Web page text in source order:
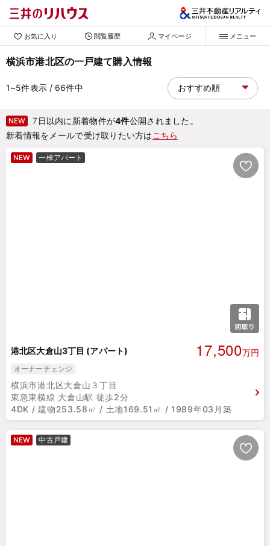
お気に入り 閲覧履歴 マイページ メニュー
横浜市港北区の一戸建て購入情報
1~5件表示/ 66件中
NEW 7日以内に新着物件が4件公開されました。
新着情報をメールで受け取りたい方は こちら
NEW 一棟アパート
港北区大倉山3丁目 (アパート) 17,500万円
オーナーチェンジ
横浜市港北区大倉山３丁目
東急東横線 大倉山駅 徒歩2分
4DK / 建物253.58㎡ / 土地169.51㎡ / 1989年03月築
NEW 中古戸建